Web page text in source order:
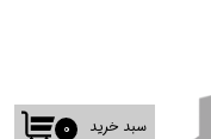
۰ سبد خرید